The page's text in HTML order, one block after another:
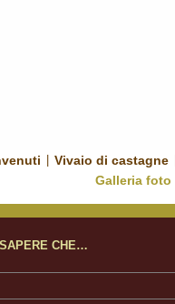
Vivaio di castagne
Galleria foto
CHE…